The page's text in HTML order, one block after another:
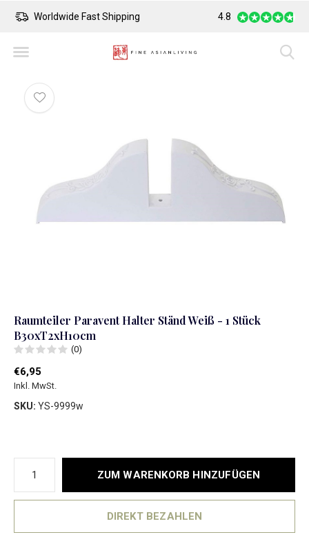
Worldwide Fast Shipping Safe Payment
4.8
Raumteiler Paravent Halter Ständ Weiß - 1 Stück
B30xT2xH10cm
(0)
€6,95
Inkl. MwSt.
SKU: YS-9999w
ZUM WARENKORB HINZUFÜGEN
DIREKT BEZAHLEN